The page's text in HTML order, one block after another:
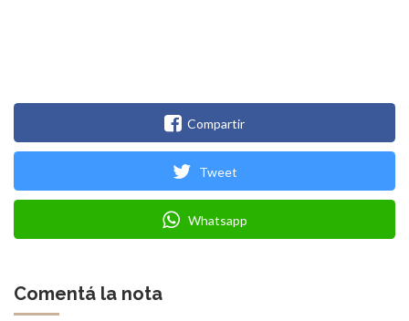
Compartir
Tweet
Whatsapp
Comentá la nota